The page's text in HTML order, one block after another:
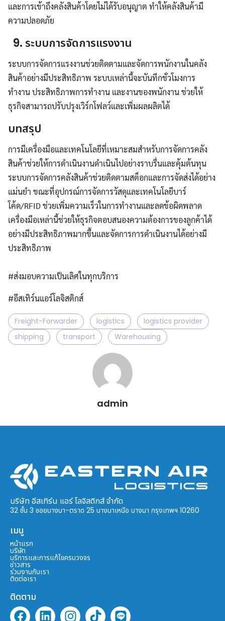
และการเข้าถึงคลังสินค้าโดยไม่ได้รับอนุญาต ทำให้คลังสินค้ามี
ความปลอดภัย
9. ระบบการจัดการแรงงาน
ระบบการจัดการแรงงานช่วยติดตามและจัดการพนักงานในคลัง
สินค้าอย่างมีประสิทธิภาพ ระบบเหล่านี้จะบันทึกชั่วโมงการ
ทำงาน ประสิทธิภาพการทำงาน และงานของพนักงาน ช่วยให้
ธุรกิจสามารถปรับปรุงเวิร์กโฟลว์และเพิ่มผลผลิตได้
บทสรุป
การมีเครื่องมือและเทคโนโลยีที่เหมาะสมสำหรับการจัดการคลัง
สินค้าช่วยให้การดำเนินงานดำเนินไปอย่างราบรื่นและคุ้มต้นทุน
ระบบการจัดการคลังสินค้าช่วยติดตามสต็อกและการจัดส่งได้อย่าง
แม่นยำ ขณะที่อุปกรณ์การจัดการวัสดุและเทคโนโลยีบาร์
โค้ด/RFID ช่วยเพิ่มความเร็วในการทำงานและลดข้อผิดพลาด
เครื่องมือเหล่านี้ช่วยให้ธุรกิจตอบสนองความต้องการของลูกค้าได้
อย่างมีประสิทธิภาพมากขึ้นและจัดการการดำเนินงานได้อย่างมี
ประสิทธิภาพ
#ส่งมอบความเป็นเลิศในทุกบริการ
#อีสเทิร์นแอร์โลจิสติกส์
Freight-Forwarder logistics
logistics provider
shipping
transport Warehousing
admin
บริษัท อีสเทิร์น แอร์ โลจิสติกส์ จำกัด
32 ชั้น 3 ซอยบางนา-ตราด 25 บางนาเหนือ บางนา กรุงเทพฯ 10260
เมนู
หน้าแรก
บริษัท
บริการและการแก้ไขครบวงจร
ข่าวสาร
ร่วมงานกับเรา
ติดต่อเรา
ติดตาม